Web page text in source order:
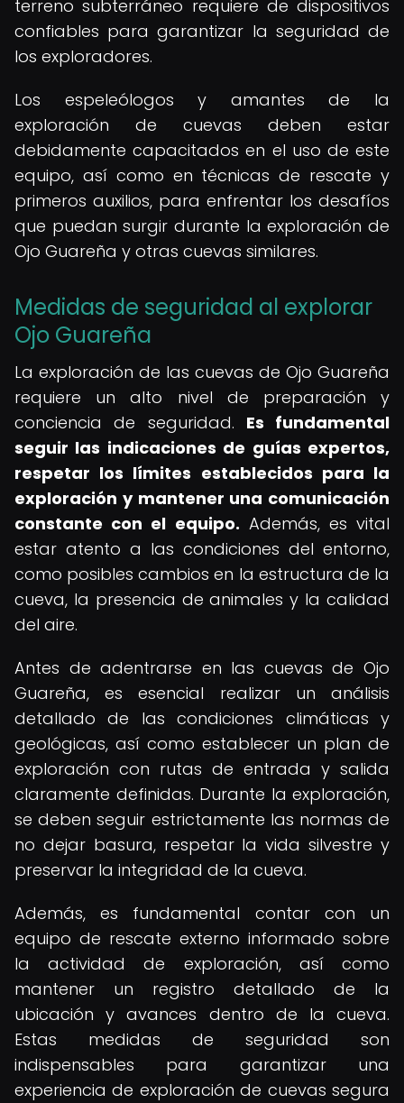
terreno subterráneo requiere de dispositivos
confiables para garantizar la seguridad de
los exploradores.
Los espeleólogos y amantes de la
exploración de cuevas deben estar
debidamente capacitados en el uso de este
equipo, así como en técnicas de rescate y
primeros auxilios, para enfrentar los desafíos
que puedan surgir durante la exploración de
Ojo Guareña y otras cuevas similares.
Medidas de seguridad al explorar
Ojo Guareña
La exploración de las cuevas de Ojo Guareña
requiere un alto nivel de preparación y
conciencia de seguridad. Es fundamental
seguir las indicaciones de guías expertos,
respetar los límites establecidos para la
exploración y mantener una comunicación
constante con el equipo. Además, es vital
estar atento a las condiciones del entorno,
como posibles cambios en la estructura de la
cueva, la presencia de animales y la calidad
del aire.
Antes de adentrarse en las cuevas de Ojo
Guareña, es esencial realizar un análisis
detallado de las condiciones climáticas y
geológicas, así como establecer un plan de
exploración con rutas de entrada y salida
claramente definidas. Durante la exploración,
se deben seguir estrictamente las normas de
no dejar basura, respetar la vida silvestre y
preservar la integridad de la cueva.
Además, es fundamental contar con un
equipo de rescate externo informado sobre
la actividad de exploración, así como
mantener un registro detallado de la
ubicación y avances dentro de la cueva.
Estas medidas de seguridad son
indispensables para garantizar una
experiencia de exploración de cuevas segura